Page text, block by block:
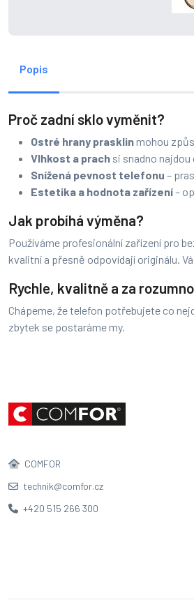
Popis
Proč zadní sklo vyměnit?
Ostré hrany prasklinmohou
Vlhkost a prach si snadno
Snížená pevnost telefonu –
Estetika a hodnota zařízení–
Jak probíhá výměna?
Používáme profesionální zařízení pro
kvalitní a přesně odpovídají originálu.
Rychle, kvalitně a za
Chápeme, že telefon potřebujete co
zbytek se postaráme my.
COMFOR
technik@comfor.cz
+420 515 266 300